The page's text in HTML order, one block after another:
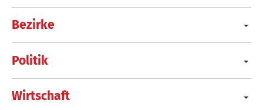
Bezirke
Politik
Wirtschaft